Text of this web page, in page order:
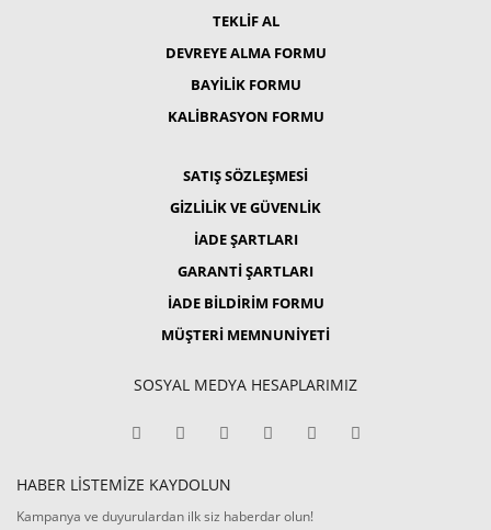
TEKLİF AL
DEVREYE ALMA FORMU
BAYİLİK FORMU
KALİBRASYON FORMU
SATIŞ SÖZLEŞMESİ
GİZLİLİK VE GÜVENLİK
İADE ŞARTLARI
GARANTİ ŞARTLARI
İADE BİLDİRİM FORMU
MÜŞTERİ MEMNUNİYETİ
SOSYAL MEDYA HESAPLARIMIZ
HABER LİSTEMİZE KAYDOLUN
Kampanya ve duyurulardan ilk siz haberdar olun!